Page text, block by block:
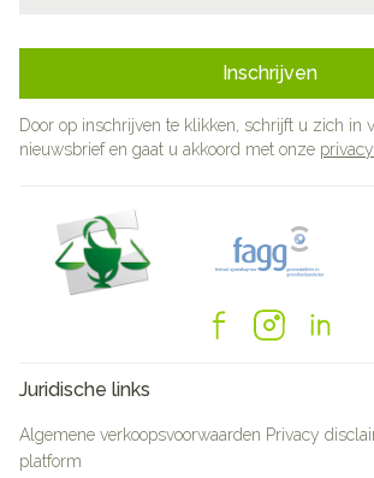
Inschrijven
Door op inschrijven te klikken, schrijft u zich in
nieuwsbrief en gaat u akkoord met onze
Juridische links
Algemene verkoopsvoorwaarden Privacy
platform